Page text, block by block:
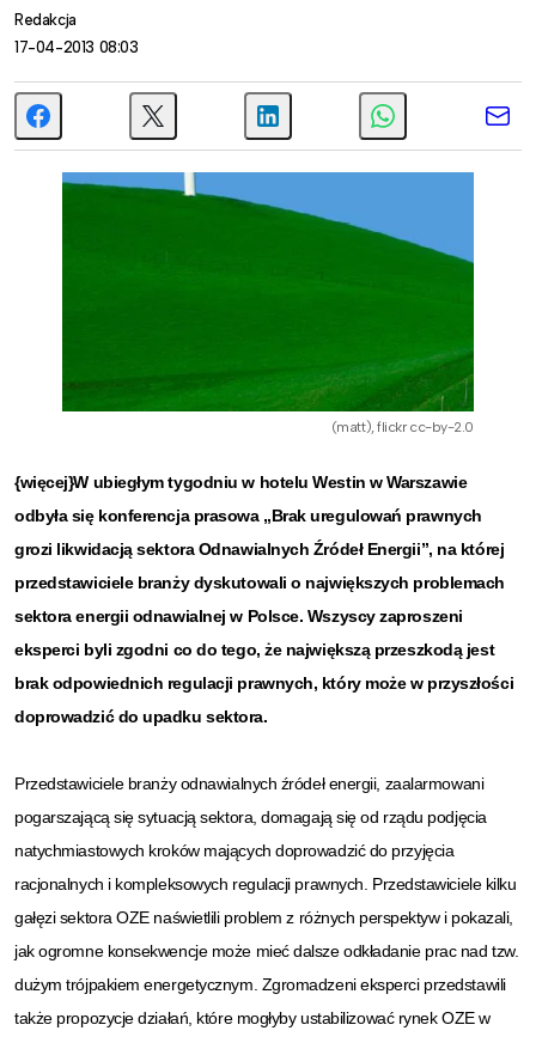
Redakcja
17-04-2013 08:03
(matt), flickr cc-by-2.0
{więcej}W ubiegłym tygodniu w hotelu Westin w Warszawie
odbyła się konferencja prasowa „Brak uregulowań prawnych
grozi likwidacją sektora Odnawialnych Źródeł Energii”, na której
przedstawiciele branży dyskutowali o największych problemach
sektora energii odnawialnej w Polsce. Wszyscy zaproszeni
eksperci byli zgodni co do tego, że największą przeszkodą jest
brak odpowiednich regulacji prawnych, który może w przyszłości
doprowadzić do upadku sektora.
Przedstawiciele branży odnawialnych źródeł energii, zaalarmowani
pogarszającą się sytuacją sektora, domagają się od rządu podjęcia
natychmiastowych kroków mających doprowadzić do przyjęcia
racjonalnych i kompleksowych regulacji prawnych. Przedstawiciele kilku
gałęzi sektora OZE naświetlili problem z różnych perspektyw i pokazali,
jak ogromne konsekwencje może mieć dalsze odkładanie prac nad tzw.
dużym trójpakiem energetycznym. Zgromadzeni eksperci przedstawili
także propozycje działań, które mogłyby ustabilizować rynek OZE w